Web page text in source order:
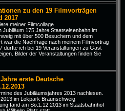
zu den 19 Filmvorträgen
2017
meiner Filmcollage
Jubiläum 175 Jahre Staatseisenbahn im
mit über 500 Besuchern und dem
war die Nachfrage nach meinem Filmvortrag
durfte ich bei 19 Veranstaltungen zu Gast
Bilder der Veranstaltungen finden Sie
erste Deutsche
des Jubiläumsjahres 2013 nachlesen.
im Lokpark Braunschweig.
fand am So.1.12.2013 im Staatsbahnhof